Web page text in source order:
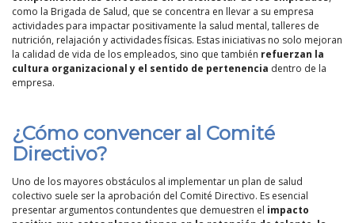
como la Brigada de Salud, que se concentra en llevar a su empresa
actividades para impactar positivamente la salud mental, talleres de
nutrición, relajación y actividades físicas. Estas iniciativas no solo mejoran
la calidad de vida de los empleados, sino que también refuerzan la
cultura organizacional y el sentido de pertenencia dentro de la
empresa.
¿Cómo convencer al Comité
Directivo?
Uno de los mayores obstáculos al implementar un plan de salud
colectivo suele ser la aprobación del Comité Directivo. Es esencial
presentar argumentos contundentes que demuestren el impacto